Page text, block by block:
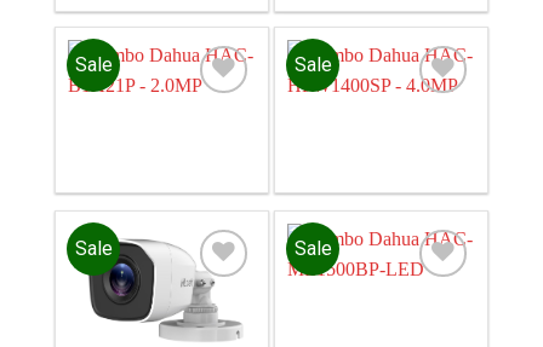
Sale Sale
Sale
Add to
wishlist
Sale